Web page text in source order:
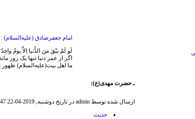
امام جعفرصادق (علیه‌السلام) :
لَو لَمْ یبْقَ منَ الدُّنیا اِلاَّ یومٌ
اگر از عمر دنیا تنها یک روز
ما اهل بیت(علیه‌السلام) ظهور
ـ حضرت مهدی(ع):
ارسال شده توسط admin در تاریخ دوشنبه, 2019-04-22 20:47
حدیث